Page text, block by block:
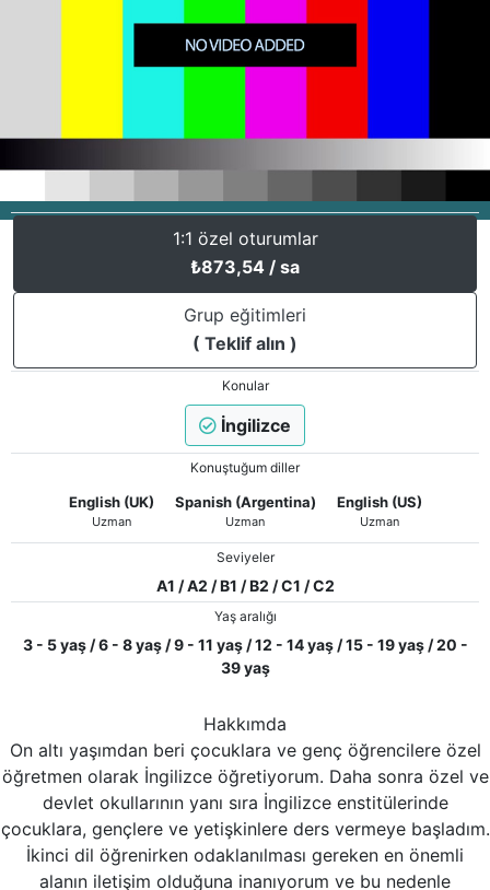
1:1 özel oturumlar
₺873,54 / sa
Grup eğitimleri
( Teklif alın )
Konular
İngilizce
Konuştuğum diller
English (UK)
Uzman
Spanish (Argentina)
Uzman
English (US)
Uzman
Seviyeler
A1 / A2 / B1 / B2 / C1 / C2
Yaş aralığı
3 - 5 yaş / 6 - 8 yaş / 9 - 11 yaş / 12 - 14 yaş / 15 - 19 yaş / 20 -
39 yaş
Hakkımda
On altı yaşımdan beri çocuklara ve genç öğrencilere özel
öğretmen olarak İngilizce öğretiyorum. Daha sonra özel ve
devlet okullarının yanı sıra İngilizce enstitülerinde
çocuklara, gençlere ve yetişkinlere ders vermeye başladım.
İkinci dil öğrenirken odaklanılması gereken en önemli
alanın iletişim olduğuna inanıyorum ve bu nedenle